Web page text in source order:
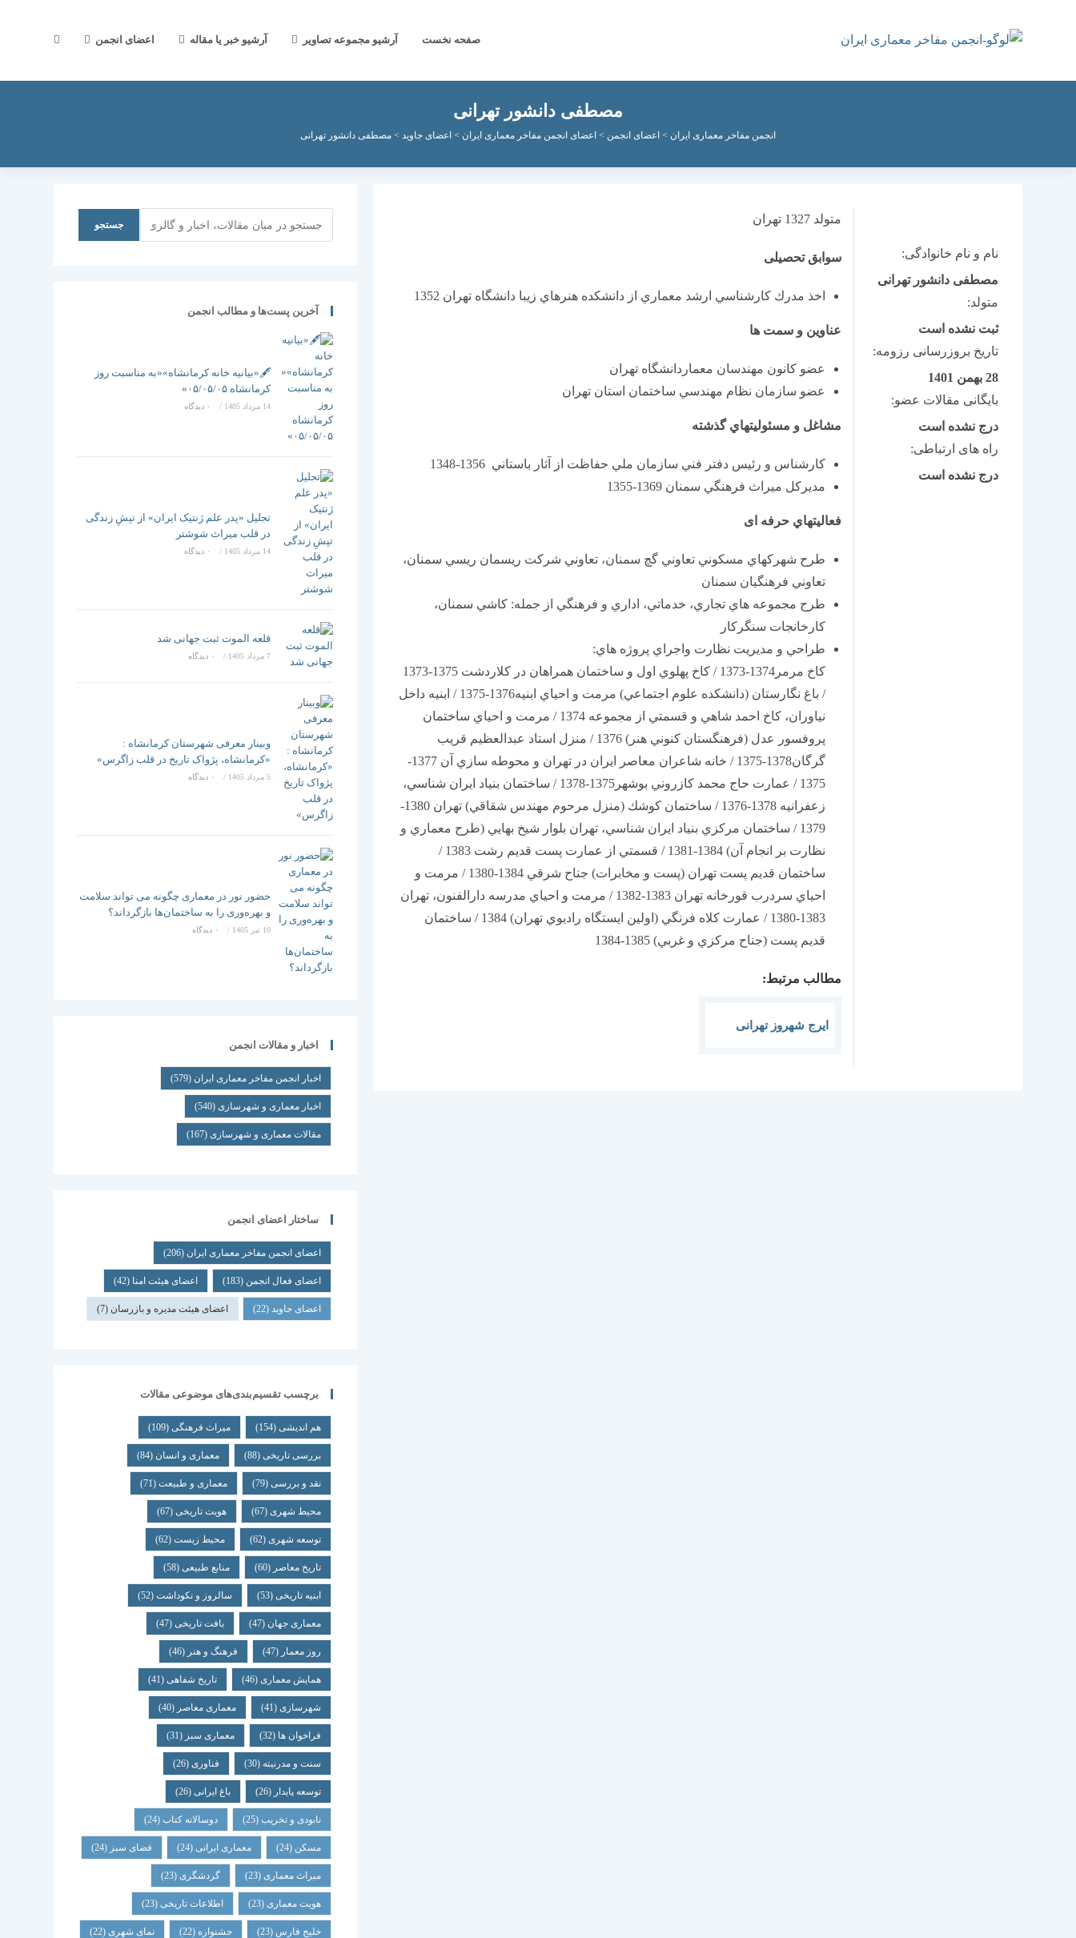
صفحه نخست آرشیو مجموعه تصاویر آرشیو خبر یا مقاله اعضای انجمن جستجوی
مصطفی دانشور تهرانی
انجمن مفاخر معماری ایران > اعضای انجمن > اعضای انجمن مفاخر معماری ایران > اعضای جاوید > مصطفی دانشور تهرانی
نام و نام خانوادگی:
مصطفی دانشور تهرانی
متولد:
ثبت نشده است
تاریخ بروزرسانی رزومه:
28 بهمن 1401
بایگانی مقالات عضو:
درج نشده است
راه های ارتباطی:
درج نشده است
متولد 1327 تهران
سوابق تحصیلی
اخذ مدرك كارشناسي ارشد معماري از دانشكده هنرهاي زيبا دانشگاه تهران 1352
عناوین و سمت ها
عضو كانون مهندسان معماردانشگاه تهران
عضو سازمان نظام مهندسي ساختمان استان تهران
مشاغل و مسئوليتهاي گذشته
كارشناس و رئيس دفتر فني سازمان ملي حفاظت از آثار باستاني 1356-1348
مديركل ميراث فرهنگي سمنان 1369-1355
فعاليتهاي حرفه ای
طرح شهركهاي مسكوني تعاوني گچ سمنان، تعاوني شركت ريسمان ريسي سمنان،
تعاوني فرهنگيان سمنان
طرح مجموعه هاي تجاري، خدماتي، اداري و فرهنگي از جمله: كاشي سمنان،
كارخانجات سنگركار
طراحي و مديريت نظارت واجراي پروژه هاي:
كاخ مرمر1374-1373 / كاخ پهلوي اول و ساختمان همراهان در كلاردشت 1375-1373
/ باغ نگارستان (دانشكده علوم اجتماعي) مرمت و احياي ابنيه1376-1375 / ابنيه داخل
نياوران، كاخ احمد شاهي و قسمتي از مجموعه 1374 / مرمت و احياي ساختمان
پروفسور عدل (فرهنگستان كنوني هنر) 1376 / منزل استاد عبدالعظيم قريب
گرگان1378-1375 / خانه شاعران معاصر ايران در تهران و محوطه سازي آن 1377-
1375 / عمارت حاج محمد كازروني بوشهر1375-1378 / ساختمان بنياد ايران شناسي،
زعفرانيه 1378-1376 / ساختمان كوشك (منزل مرحوم مهندس شقاقي) تهران 1380-
1379 / ساختمان مركزي بنياد ايران شناسي، تهران بلوار شيخ بهايي (طرح معماري و
نظارت بر انجام آن) 1384-1381 / قسمتي از عمارت پست قديم رشت 1383 /
ساختمان قديم پست تهران (پست و مخابرات) جناح شرقي 1384-1380 / مرمت و
احياي سردرب قورخانه تهران 1383-1382 / مرمت و احياي مدرسه دارالفنون، تهران
1383-1380 / عمارت كلاه فرنگي (اولين ايستگاه راديوي تهران) 1384 / ساختمان
قديم پست (جناح مركزي و غربي) 1385-1384
مطالب مرتبط:
ایرج شهروز تهرانی
جستجو
آخرین پست‌ها و مطالب انجمن
🖋️«بیانیه خانه کرمانشاه»«به مناسبت روز
کرمانشاه ۰۵/۰۵/۰۵»
14 مرداد 1405 / ۰ دیدگاه
تجلیل «پدر علم ژنتیک ایران» از تپشِ زندگی
در قلب میراث شوشتر
14 مرداد 1405 / ۰ دیدگاه
قلعه الموت ثبت جهانی شد
7 مرداد 1405 / ۰ دیدگاه
وبینار معرفی شهرستان کرمانشاه :
«کرمانشاه، پژواک تاریخ در قلب زاگرس»
5 مرداد 1405 / ۰ دیدگاه
حضور نور در معماری چگونه می تواند سلامت
و بهره‌وری را به ساختمان‌ها بازگرداند؟
10 تیر 1405 / ۰ دیدگاه
اخبار و مقالات انجمن
اخبار انجمن مفاخر معماری ایران (579)
اخبار معماری و شهرسازی(540)
مقالات معماری و شهرسازی(167)
ساختار اعضای انجمن
اعضای انجمن مفاخر معماری ایران (206)
اعضای فعال انجمن (183) اعضای هیئت امنا (42)
اعضای جاوید(22) اعضای هیئت مدیره و بازرسان (7)
برچسب تقسیم‌بندی‌های موضوعی مقالات
هم اندیشی(154) میراث فرهنگی(109)
بررسی تاریخی(88) معماری و انسان (84)
نقد و بررسی(79) معماری و طبیعت(71)
محیط شهری(67) هویت تاریخی(67)
توسعه شهری(62) محیط زیست(62)
تاریخ معاصر (60) منابع طبیعی(58)
ابنیه تاریخی(53) سالروز و نکوداشت(52)
معماری جهان (47) بافت تاریخی(47)
روز معمار (47) فرهنگ و هنر (46)
همایش معماری(46) تاریخ شفاهی(41)
شهرسازی(41) معماری معاصر (40)
فراخوان ها (32) معماری سبز (31)
سنت و مدرنیته (30) فناوری(26)
توسعه پایدار (26) باغ ایرانی(26)
نابودی و تخریب(25) دوسالانه کتاب(24)
مسکن (24) معماری ایرانی(24) فضای سبز (24)
میراث معماری(23) گردشگری(23)
هویت معماری(23) اطلاعات تاریخی(23)
خلیج فارس (23) جشنواره (22) نمای شهری(22)